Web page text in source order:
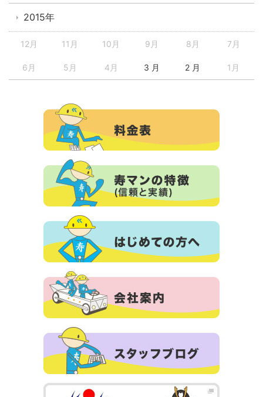
2015年
12月 11月 10月 9月 8月 7月
6月 5月 4月 3 月 2 月 1月